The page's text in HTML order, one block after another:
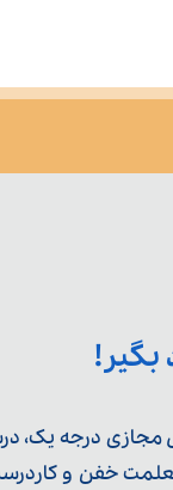
بگیر!
مجازی درجه یک،
خفن و